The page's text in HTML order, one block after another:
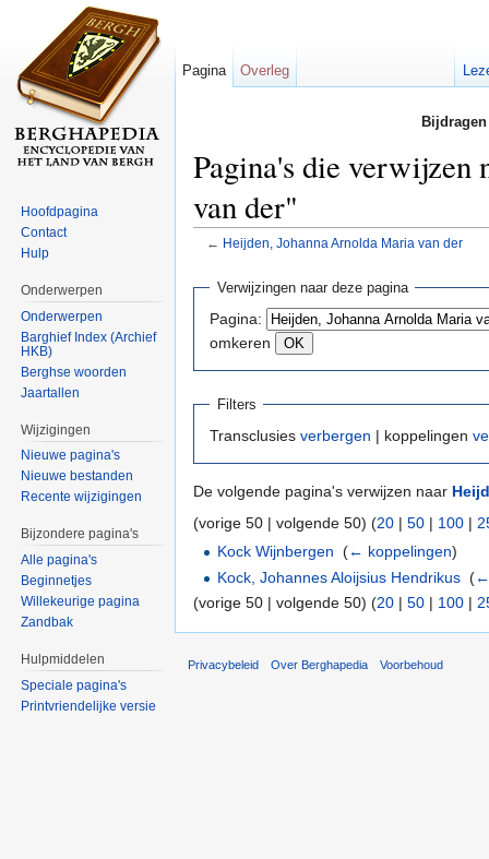
Pagina's die
van der"
← Heijden, Johanna Arnolda Maria van der
Verwijzingen naar deze pagina
Pagina:
omkeren
Filters
Transclusies verbergen | koppelingen
De volgende pagina's verwijzen naar
(vorige 50 | volgende 50) (20 | 50 | 100 |
Kock Wijnbergen ‎(← koppelingen)
Kock, Johannes Aloijsius Hendrikus ‎(
(vorige 50 | volgende 50) (20 | 50 | 100 |
Pagina Overleg
Hoofdpagina
Contact
Hulp
Onderwerpen
Onderwerpen
Barghief Index (Archief
HKB)
Berghse woorden
Jaartallen
Wijzigingen
Nieuwe pagina's
Nieuwe bestanden
Recente wijzigingen
Bijzondere pagina's
Alle pagina's
Beginnetjes
Willekeurige pagina
Zandbak
Hulpmiddelen
Speciale pagina's
Printvriendelijke versie
Privacybeleid Over Berghapedia Voorbehoud